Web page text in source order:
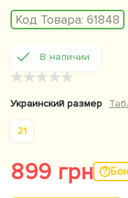
Код Товара: 61848
В наличии
★★★★★
Украинский размер
21
899 грн